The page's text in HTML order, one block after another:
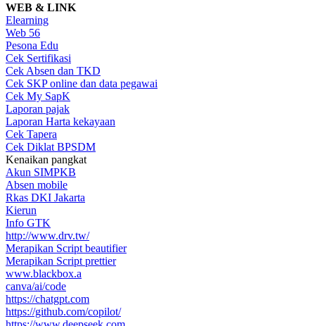
WEB & LINK
Elearning
Web 56
Pesona Edu
Cek Sertifikasi
Cek Absen dan TKD
Cek SKP online dan data pegawai
Cek My SapK
Laporan pajak
Laporan Harta kekayaan
Cek Tapera
Cek Diklat BPSDM
Kenaikan pangkat
Akun SIMPKB
Absen mobile
Rkas DKI Jakarta
Kierun
Info GTK
http://www.drv.tw/
Merapikan Script beautifier
Merapikan Script prettier
www.blackbox.a
canva/ai/code
https://chatgpt.com
https://github.com/copilot/